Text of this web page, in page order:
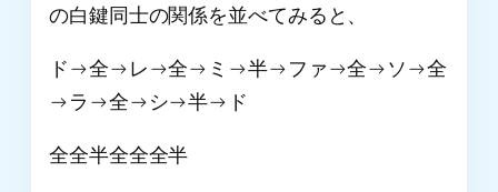
の白鍵同士の関係を並べてみると、
ド→全→レ→全→ミ→半→ファ→全→ソ→全
→ラ→全→シ→半→ド
全全半全全全半